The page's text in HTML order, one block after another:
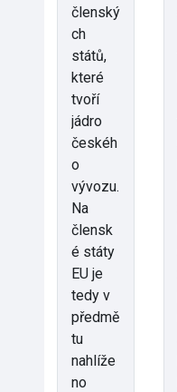
členský
ch
států,
které
tvoří
jádro
českéh
o
vývozu.
Na
člensk
é státy
EU je
tedy v
předmě
tu
nahlíže
no